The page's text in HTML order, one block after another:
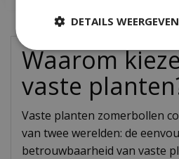
Waarom
vaste
Vaste planten zomerbollen
van twee werelden: de
betrouwbaarheid van vaste
DETAILS WEERGEVEN